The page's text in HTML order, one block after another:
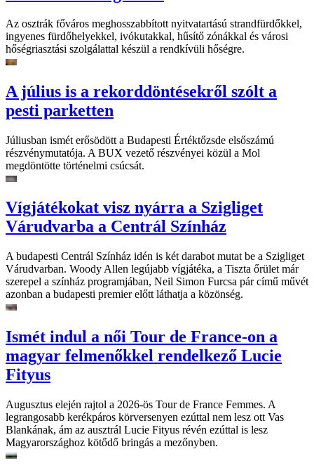
Az osztrák főváros meghosszabbított nyitvatartású strandfürdőkkel,
ingyenes fürdőhelyekkel, ivókutakkal, hűsítő zónákkal és városi
hőségriasztási szolgálattal készül a rendkívüli hőségre.
A július is a rekorddöntésekről szólt a
pesti parketten
Júliusban ismét erősödött a Budapesti Értéktőzsde elsőszámú
részvénymutatója. A BUX vezető részvényei közül a Mol
megdöntötte történelmi csúcsát.
Vígjátékokat visz nyárra a Szigliget
Várudvarba a Centrál Színház
A budapesti Centrál Színház idén is két darabot mutat be a Szigliget
Várudvarban. Woody Allen legújabb vígjátéka, a Tiszta őrület már
szerepel a színház programjában, Neil Simon Furcsa pár című művét
azonban a budapesti premier előtt láthatja a közönség.
Ismét indul a női Tour de France-on a
magyar felmenőkkel rendelkező Lucie
Fityus
Augusztus elején rajtol a 2026-ös Tour de France Femmes. A
legrangosabb kerékpáros körversenyen ezúttal nem lesz ott Vas
Blankának, ám az ausztrál Lucie Fityus révén ezúttal is lesz
Magyarországhoz kötődő bringás a mezőnyben.